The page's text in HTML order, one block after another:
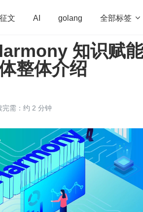
文 AI golang 全部标签 
学习方法 Web3.0 高
深度思考 低代码
知识赋能
整体介绍
完需：约 2 分钟